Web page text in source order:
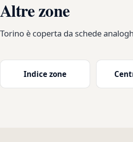
Altre zone
Torino è coperta da schede
Indice zone